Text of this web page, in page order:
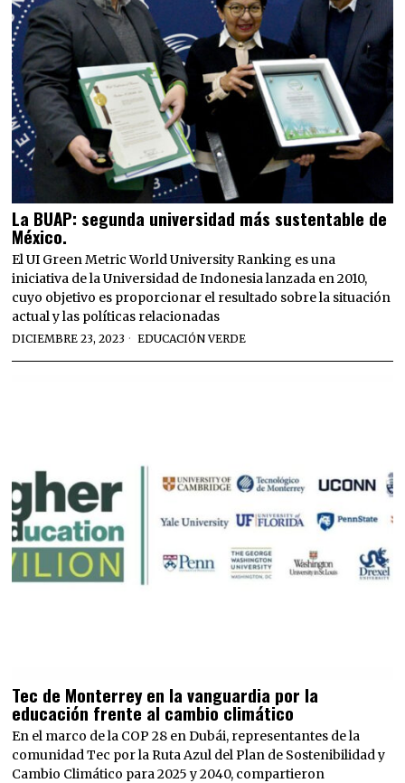
La BUAP: segunda universidad más sustentable de
México.
El UI Green Metric World University Ranking es una
iniciativa de la Universidad de Indonesia lanzada en 2010,
cuyo objetivo es proporcionar el resultado sobre la situación
actual y las políticas relacionadas
DICIEMBRE 23, 2023 EDUCACIÓN VERDE
Tec de Monterrey en la vanguardia por la
educación frente al cambio climático
En el marco de la COP 28 en Dubái, representantes de la
comunidad Tec por la Ruta Azul del Plan de Sostenibilidad y
Cambio Climático para 2025 y 2040, compartieron